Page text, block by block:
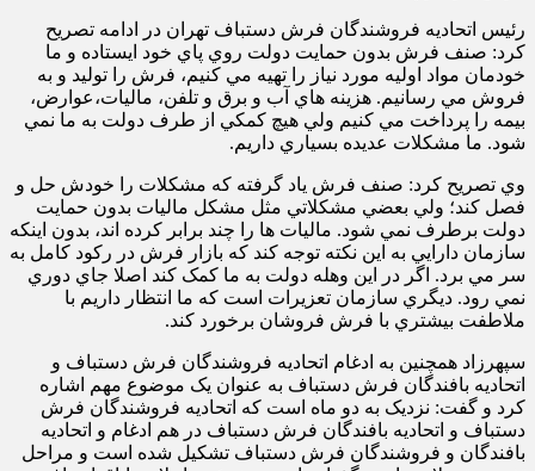
رئيس اتحاديه فروشندگان فرش دستباف تهران در ادامه تصريح
کرد: صنف فرش بدون حمايت دولت روي پاي خود ايستاده و ما
خودمان مواد اوليه مورد نياز را تهيه مي کنيم، فرش را توليد و به
فروش مي رسانيم. هزينه هاي آب و برق و تلفن، ماليات،عوارض،
بيمه را پرداخت مي کنيم ولي هيچ کمکي از طرف دولت به ما نمي
شود. ما مشکلات عديده بسياري داريم.
وي تصريح کرد: صنف فرش ياد گرفته که مشکلات را خودش حل و
فصل کند؛ ولي بعضي مشکلاتي مثل مشکل ماليات بدون حمايت
دولت برطرف نمي شود. ماليات ها را چند برابر کرده اند، بدون اينکه
سازمان دارايي به اين نکته توجه کند که بازار فرش در رکود کامل به
سر مي برد. اگر در اين وهله دولت به ما کمک کند اصلا جاي دوري
نمي رود. ديگري سازمان تعزيرات است که ما انتظار داريم با
ملاطفت بيشتري با فرش فروشان برخورد کند.
سپهرزاد همچنين به ادغام اتحاديه فروشندگان فرش دستباف و
اتحاديه بافندگان فرش دستباف به عنوان يک موضوع مهم اشاره
کرد و گفت: نزديک به دو ماه است که اتحاديه فروشندگان فرش
دستباف و اتحاديه بافندگان فرش دستباف در هم ادغام و اتحاديه
بافندگان و فروشندگان فرش دستباف تشکيل شده است و مراحل